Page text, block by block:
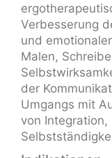
Verbesserung
und
Malen,
der
Umgangs mit
von